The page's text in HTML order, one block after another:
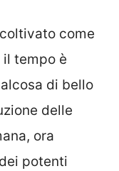
come
tempo è
di bello
delle
ora
potenti